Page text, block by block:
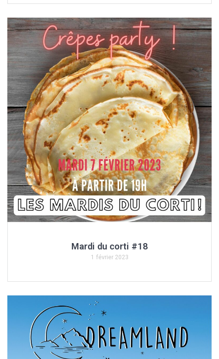
Mardi du corti #18
1 février 2023